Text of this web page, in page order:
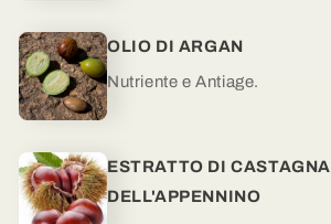
OLIO DI ARGAN
Nutriente e Antiage.
ESTRATTO DI CASTAGNA
DELL'APPENNINO